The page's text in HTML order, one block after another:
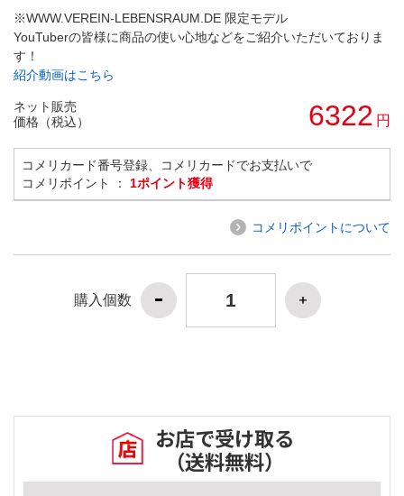
※WWW.VEREIN-LEBENSRAUM.DE 限定モデル
YouTuberの皆様に商品の使い心地などをご紹介いただいておりま
す！
紹介動画はこちら
ネット販売
価格（税込）
6322 円
コメリカード番号登録、コメリカードでお支払いで
コメリポイント ： 1ポイント獲得
コメリポイントについて
購入個数
お店で受け取る
（送料無料）